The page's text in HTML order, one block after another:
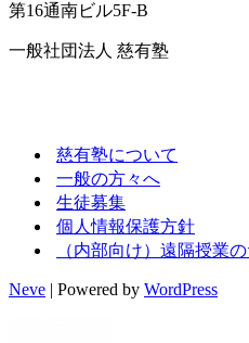
第16通南ビル5F-B
一般社団法人 慈有塾
慈有塾について
一般の方々へ
生徒募集
個人情報保護方針
（内部向け）遠隔授業
Neve | Powered by WordPress